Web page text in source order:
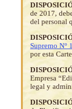
de 2017,
del personal
Supremo Nº
por esta
Empresa
legal y